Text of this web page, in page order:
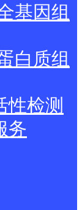
基因组
白质组
性检测
务